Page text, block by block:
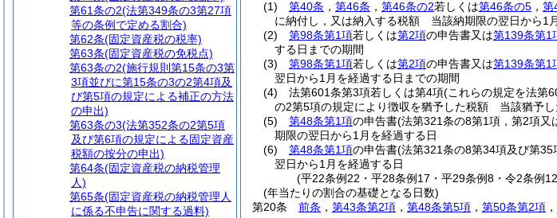
(1)
第40条 ， 第46条 ， 第46条の2若しくは第46条の5 ， 第
に納付し，又は納入する税額 当該納期限の翌日から1
(2)
第98条第1項若しくは第2項の申告書又は第139条第1
する日までの期間
(3)
第98条第1項若しくは第2項の申告書又は第139条第1
翌日から1月を経過する日までの期間
(4)
法第601条第3項若しくは第4項(これらの規定を法第
の2第5項の規定により徴収を猶予した税額 当該猶予
(5)
第48条第1項の申告書(法第321条の8第1項，第2項又
期限の翌日から1月を経過する日
(6)
第48条第1項の申告書(法第321条の8第34項及び第35
翌日から1月を経過する日
(平22条例22・平28条例17・平29条例8・令2条例
(年当たりの割合の基礎となる日数)
第20条
前条 ， 第43条第2項 ， 第48条第5項 ， 第50条第2項 ，
第61条の2(法第349条の3第27項
等の条例で定める割合)
第62条(固定資産税の税率)
第63条(固定資産税の免税点)
第63条の2(施行規則第15条の3第
3項並びに第15条の3の2第4項及
び第5項の規定による補正の方法
の申出)
第63条の3(法第352条の2第5項
及び第6項の規定による固定資産
税額の按分の申出)
第64条(固定資産税の納税管理
人)
第65条(固定資産税の納税管理人
に係る不申告に関する過料)